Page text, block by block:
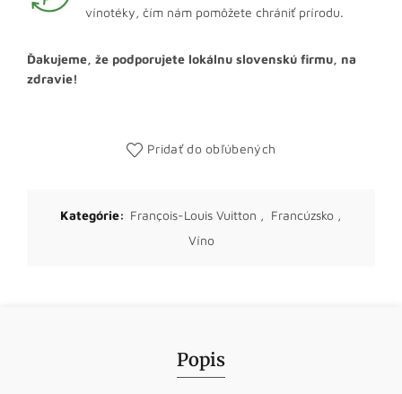
vínotéky, čím nám pomôžete chrániť prírodu.
Ďakujeme, že podporujete lokálnu slovenskú firmu, na
zdravie!
Pridať do obľúbených
Kategórie: François-Louis Vuitton , Francúzsko ,
Víno
Popis